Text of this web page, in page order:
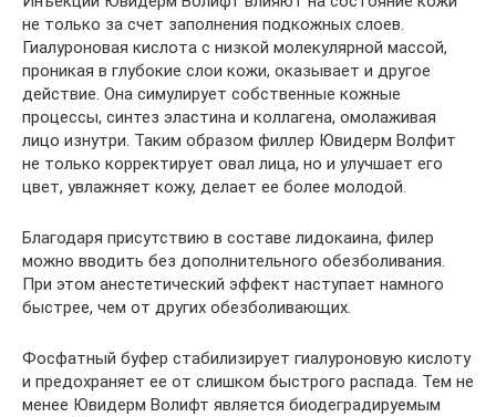
не только за счет заполнения подкожных слоев.
Гиалуроновая кислота с низкой молекулярной массой,
проникая в глубокие слои кожи, оказывает и другое
действие. Она симулирует собственные кожные
процессы, синтез эластина и коллагена, омолаживая
лицо изнутри. Таким образом филлер Ювидерм Волфит
не только корректирует овал лица, но и улучшает его
цвет, увлажняет кожу, делает ее более молодой.
Благодаря присутствию в составе лидокаина, филер
можно вводить без дополнительного обезболивания.
При этом анестетический эффект наступает намного
быстрее, чем от других обезболивающих.
Фосфатный буфер стабилизирует гиалуроновую кислоту
и предохраняет ее от слишком быстрого распада. Тем не
менее Ювидерм Волифт является биодеградируемым